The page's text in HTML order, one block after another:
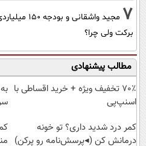
7
مجید
برکت ولی چرا؟
مطالب پیشنهادی
70٪ تخفیف ویژه + خرید اقساطی با
اسنپ‌پی
سر
کمر درد شدید داری؟ تو خونه
درمانش کن (◂پرسش‌نامه رو پرکن)